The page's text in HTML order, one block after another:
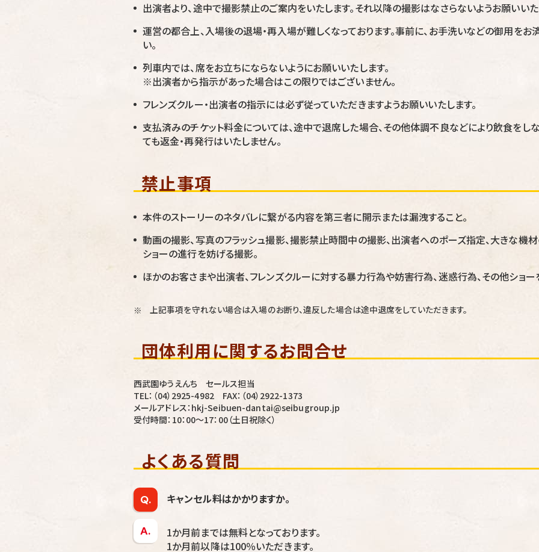
出演者より、途中で撮影禁止のご案内をいたします。それ以降の撮影はなさらないようお願いいた
運営の都合上、入場後の退場・再入場が難しくなっております。事前に、お手洗いなどの御用をお
い。
列車内では、席をお立ちにならないようにお願いいたします。
※出演者から指示があった場合はこの限りではございません。
フレンズクルー・出演者の指示には必ず従っていただきますようお願いいたします。
支払済みのチケット料金については、途中で退席した場合、その他体調不良などにより飲食をし
ても返金・再発行はいたしません。
禁止事項
本件のストーリーのネタバレに繋がる内容を第三者に開示または漏洩すること。
動画の撮影、写真のフラッシュ撮影、撮影禁止時間中の撮影、出演者へのポーズ指定、大きな機
ショーの進行を妨げる撮影。
ほかのお客さまや出演者、フレンズクルーに対する暴力行為や妨害行為、迷惑行為、その他ショー
※ 上記事項を守れない場合は入場のお断り、違反した場合は途中退席をしていただきます。
団体利用に関するお問合せ
西武園ゆうえんち セールス担当
TEL： （04）2925-4982FAX：（04）2922-1373
メールアドレス：hkj-Seibuen-dantai@seibugroup.jp
受付時間：10：00～17：00（土日祝除く）
よくある質問
Q. キャンセル料はかかりますか。
A.
1か月前までは無料となっております。
1か月前以降は100％いただきます。